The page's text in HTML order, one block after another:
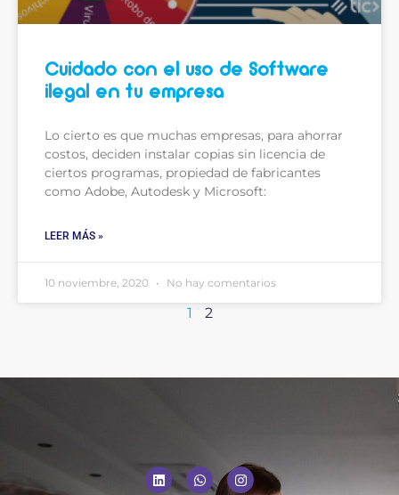
Cuidado con el uso de Software
ilegal en tu empresa
Lo cierto es que muchas empresas, para ahorrar
costos, deciden instalar copias sin licencia de
ciertos programas, propiedad de fabricantes
como Adobe, Autodesk y Microsoft:
LEER MÁS »
10 noviembre, 2020 No hay comentarios
1 2